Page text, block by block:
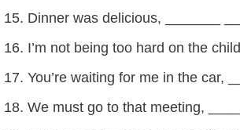
Dinner was delicious, _______
I’m not being too hard on the
You’re waiting for me in the car,
We must go to that meeting,